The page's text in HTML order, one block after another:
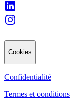
Cookies
Confidentialité
Termes et conditions